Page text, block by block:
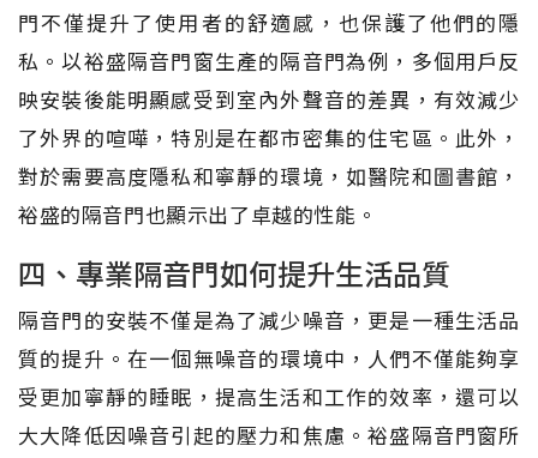
門不僅提升了使用者的舒適感，也保護了他們的隱
私。以裕盛隔音門窗生產的隔音門為例，多個用戶反
映安裝後能明顯感受到室內外聲音的差異，有效減少
了外界的喧嘩，特別是在都市密集的住宅區。此外，
對於需要高度隱私和寧靜的環境，如醫院和圖書館，
裕盛的隔音門也顯示出了卓越的性能。
四、專業隔音門如何提升生活品質
隔音門的安裝不僅是為了減少噪音，更是一種生活品
質的提升。在一個無噪音的環境中，人們不僅能夠享
受更加寧靜的睡眠，提高生活和工作的效率，還可以
大大降低因噪音引起的壓力和焦慮。裕盛隔音門窗所